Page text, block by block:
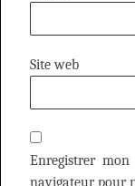
Site web
Enregistrer
navigateur pour